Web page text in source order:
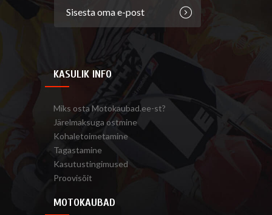
KASULIK INFO
Miks osta Motokaubad.ee-st?
Järelmaksuga ostmine
Kohaletoimetamine
Tagastamine
Kasutustingimused
Proovisõit
MOTOKAUBAD